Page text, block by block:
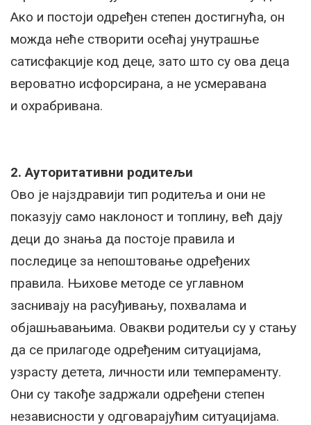
Ако и постоји одређен степен достигнућа, он
можда неће створити осећај унутрашње
сатисфакције код деце, зато што су ова деца
вероватно исфорсирана, а не усмеравана
и охрабривана.
2. Ауторитативни родитељи
Ово је најздравији тип родитеља и они не
показују само наклоност и топлину, већ дају
деци до знања да постоје правила и
последице за непоштовање одређених
правила. Њихове методе се углавном
заснивају на расуђивању, похвалама и
објашњавањима. Овакви родитељи су у стању
да се прилагоде одређеним ситуацијама,
узрасту детета, личности или темпераменту.
Они су такође задржали одређени степен
независности у одговарајућим ситуацијама.